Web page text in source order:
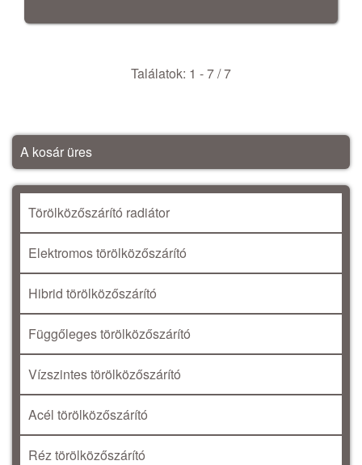
Találatok: 1 - 7 / 7
A kosár üres
Törölközőszárító radiátor
Elektromos törölközőszárító
Hibrid törölközőszárító
Függőleges törölközőszárító
Vízszintes törölközőszárító
Acél törölközőszárító
Réz törölközőszárító